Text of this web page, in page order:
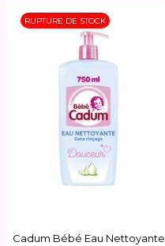
Cadum Bébé Eau Nettoyante
RUPTURE DE STOCK